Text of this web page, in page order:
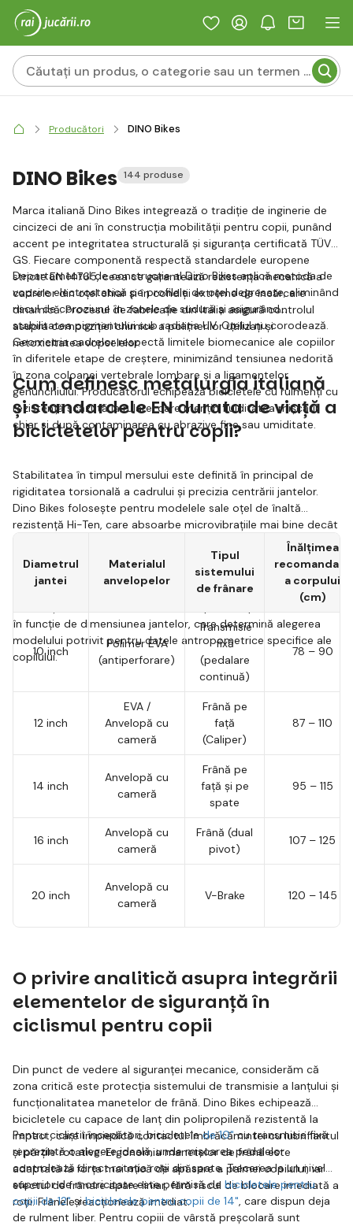
Producători DINO Bikes
DINO Bikes 144 produse
Marca italiană Dino Bikes integrează o tradiție de inginerie de
cincizeci de ani în construcția mobilității pentru copii, punând
accent pe integritatea structurală și siguranța certificată TÜV
GS. Fiecare componentă respectă standardele europene
stricte EN 14765, ceea ce garantează rezistența mecanică a
cadrelor din oțel chiar și în condiții extreme de încărcare
dinamică. Procesul de fabricație din Italia asigură controlul
asupra compoziției chimice a polimerilor utilizați și
netoxicitatea vopselelor.
Departamentul de construcție al Dino Bikes aplică metoda de
vopsire electrostatică pe profilele de oțel degresate, eliminând
riscul de coroziune în zonele de sudură și asigurând
stabilitatea pigmentului sub radiația UV. Oțelul nu corodează.
Geometria cadrelor respectă limitele biomecanice ale copiilor
în diferitele etape de creștere, minimizând tensiunea nedorită
în zona coloanei vertebrale lombare și a ligamentelor
genunchiului. Producătorul echipează bicicletele cu rulmenți cu
rezistență scăzută la rulare, care mențin fluiditatea mișcării
chiar și după contaminarea cu abrazive fine sau umiditate.
Cum definesc metalurgia italiană
și standardele EN durata de viață a
bicicletelor pentru copii?
Stabilitatea în timpul mersului este definită în principal de
rigiditatea torsională a cadrului și precizia centrării jantelor.
Dino Bikes folosește pentru modelele sale oțel de înaltă
rezistență Hi-Ten, care absoarbe microvibrațiile mai bine decât
aliajele de aluminiu ieftine cu cristalinitate ridicată. Sudurile
sunt realizate de linii robotizate automatizate cu o precizie de
sutimi de milimetru. Geometria șeii și a ghidonului permite
ajustarea unghiului optim de pedalare. Presiunea asupra
articulațiilor scade. Tabelul următor specifică parametrii tehnici
în funcție de dimensiunea jantelor, care determină alegerea
modelului potrivit pentru datele antropometrice specifice ale
copilului.
Diametrul
jantei
Materialul
anvelopelor
Tipul
sistemului
de frânare
Înălțimea
recomandată
a corpului
(cm)
10 inch
Polimer EVA
(antiperforare)
Transmisie
fixă
(pedalare
continuă)
78 – 90
12 inch
EVA /
Anvelopă cu
cameră
Frână pe
față
(Caliper)
87 – 110
14 inch
Anvelopă cu
cameră
Frână pe
față și pe
spate
95 – 115
16 inch
Anvelopă cu
cameră
Frână (dual
pivot)
107 – 125
20 inch
Anvelopă cu
cameră
V-Brake 120 – 145
O privire analitică asupra integrării
elementelor de siguranță în
ciclismul pentru copii
Din punct de vedere al siguranței mecanice, considerăm că
zona critică este protecția sistemului de transmisie a lanțului și
funcționalitatea manetelor de frână. Dino Bikes echipează
bicicletele cu capace de lanț din polipropilenă rezistentă la
impact, care împiedică contactul îmbrăcămintei cu lubrifiantul
și părțile rotative. Ergonomia manetelor de frână este
adaptată la forța mai mică de apăsare a palmei copilului, iar
efectul de frânare apare liniar, fără riscul de blocare imediată a
roții. Frânele reacționează imediat.
Pentru cicliștii începători, bicicletelede 10"cu transmisie fixă
reprezintă o alegere ideală, unde mișcarea pedalelor
controlează direct rotația roții din spate. Trecerea la un nivel
superior de motricitate este permisă de bicicletele pentru
copii de 12"șibicicletele pentru copii de 14", care dispun deja
de rulment liber. Pentru copiii de vârstă preșcolară sunt